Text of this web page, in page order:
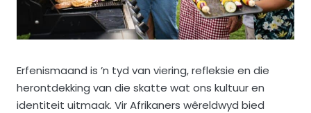
Erfenismaand is ’n tyd van viering, refleksie en die
herontdekking van die skatte wat ons kultuur en
identiteit uitmaak. Vir Afrikaners wêreldwyd bied